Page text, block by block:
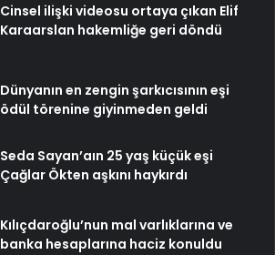
Cinsel ilişki videosu ortaya çıkan Elif
Karaarslan hakemliğe geri döndü
Dünyanın en zengin şarkıcısının eşi
ödül törenine giyinmeden geldi
Seda Sayan’aın 25 yaş küçük eşi
Çağlar Ökten aşkını haykırdı
Kılıçdaroğlu’nun mal varlıklarına ve
banka hesaplarına haciz konuldu